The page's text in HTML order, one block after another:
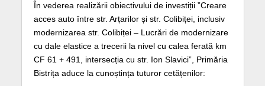
În vederea realizării obiectivului de investiții ”Creare
acces auto între str. Arțarilor și str. Colibiței, inclusiv
modernizarea str. Colibiței – Lucrări de modernizare
cu dale elastice a trecerii la nivel cu calea ferată km
CF 61 + 491, intersecția cu str. Ion Slavici”, Primăria
Bistrița aduce la cunoștința tuturor cetățenilor: